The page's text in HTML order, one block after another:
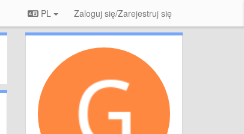
PL Zaloguj się/Zarejestruj się